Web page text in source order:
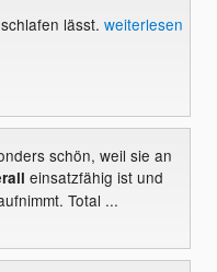
lässt. weiterlesen
schön, weil sie an
einsatzfähig ist und
Total ...